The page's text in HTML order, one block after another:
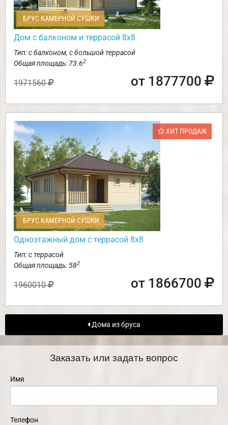
БРУС КАМЕРНОЙ СУШКИ
Дом с балконом и террасой 8х8
Тип: с балконом, с большой террасой
Общая площадь: 73.62
1971560 от 1877700
ХИТ ПРОДАЖ
БРУС КАМЕРНОЙ СУШКИ
Одноэтажный дом с террасой 8х8
Тип: с террасой
Общая площадь: 582
1960010 от 1866700
Дома из бруса
Заказать или задать вопрос
Имя
Телефон